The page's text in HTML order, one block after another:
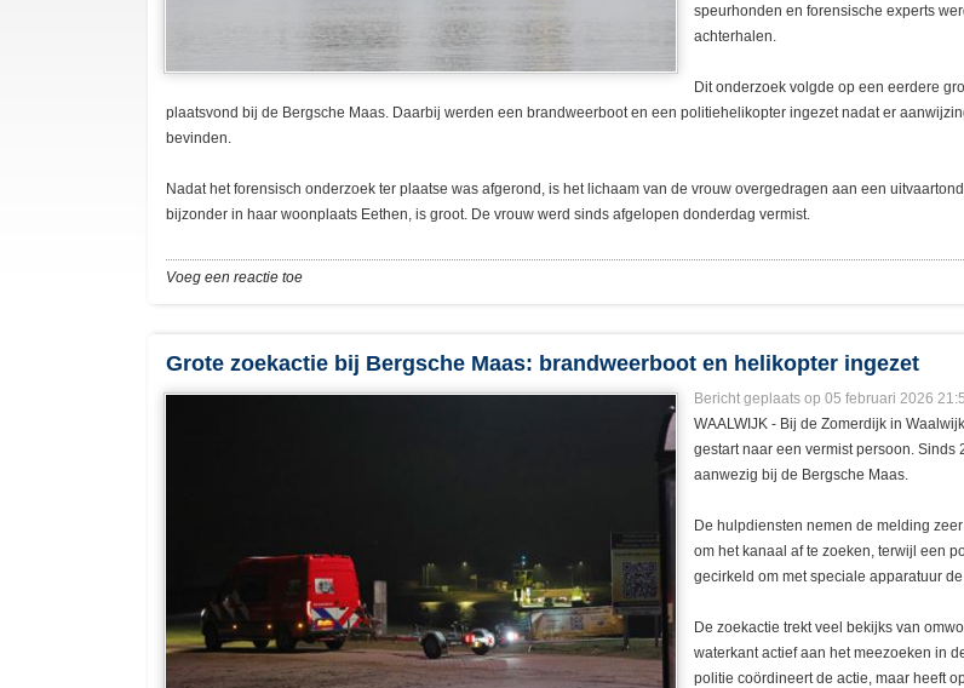
speurhonden en forensische experts
achterhalen.
Dit onderzoek volgde op een eerdere
plaatsvond bij de Bergsche Maas. Daarbij werden een brandweerboot en een politiehelikopter ingezet nadat er
bevinden.
Nadat het forensisch onderzoek ter plaatse was afgerond, is het lichaam van de vrouw overgedragen aan een
bijzonder in haar woonplaats Eethen, is groot. De vrouw werd sinds afgelopen donderdag vermist.
Voeg een reactie toe
Grote zoekactie bij Bergsche Maas: brandweerboot en helikopter ingezet
Bericht geplaats op 05 februari 2026
WAALWIJK - Bij de Zomerdijk in
gestart naar een vermist persoon.
aanwezig bij de Bergsche Maas.
De hulpdiensten nemen de melding
om het kanaal af te zoeken, terwijl een
gecirkeld om met speciale apparatuur
De zoekactie trekt veel bekijks van
waterkant actief aan het meezoeken in
politie coördineert de actie, maar heeft